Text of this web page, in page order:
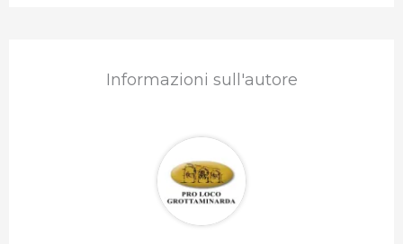
Informazioni sull'autore